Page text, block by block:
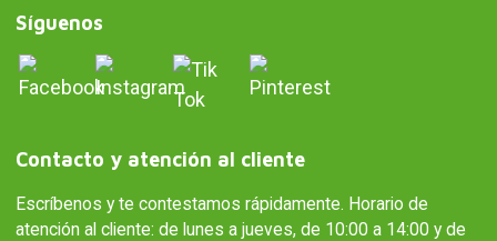
Síguenos
Contacto y atención al cliente
Escríbenos y te contestamos rápidamente. Horario de
atención al cliente: de lunes a jueves, de 10:00 a 14:00 y de